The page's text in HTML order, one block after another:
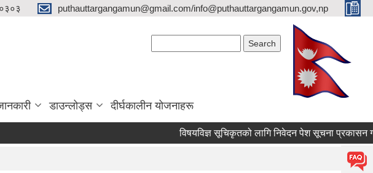
puthauttargangamun@gmail.com/info@puthauttargangamun.gov,np
डाउन्लोड्स दीर्घकालीन योजनाहरू
विषयविज्ञ सूचिकृतको लागि निवेदन पेश सूचना प्रकासन